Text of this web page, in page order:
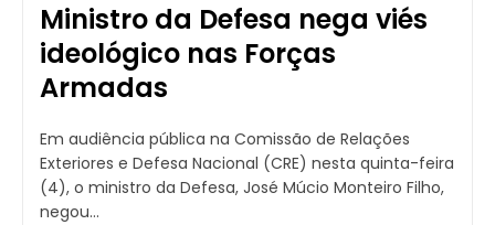
Ministro da Defesa nega viés
ideológico nas Forças
Armadas
Em audiência pública na Comissão de Relações
Exteriores e Defesa Nacional (CRE) nesta quinta-feira
(4), o ministro da Defesa, José Múcio Monteiro Filho,
negou...